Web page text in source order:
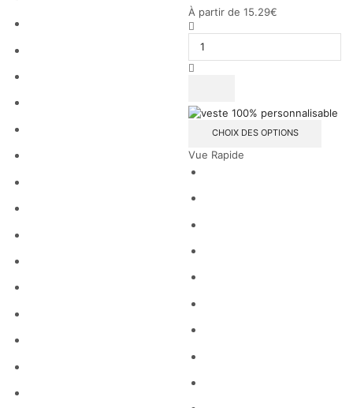
À partir de 15.29€
CHOIX DES OPTIONS
Vue Rapide